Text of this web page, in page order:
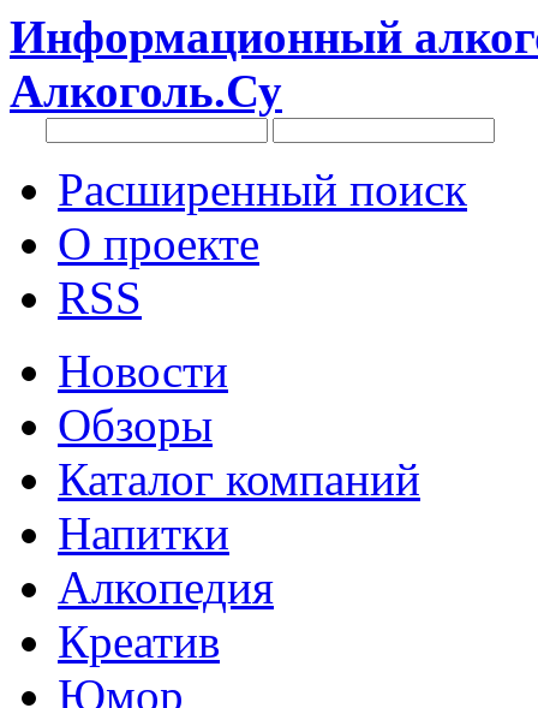
Информационный
Алкоголь.Су
Расширенный поиск
О проекте
RSS
Новости
Обзоры
Каталог компаний
Напитки
Алкопедия
Креатив
Юмор